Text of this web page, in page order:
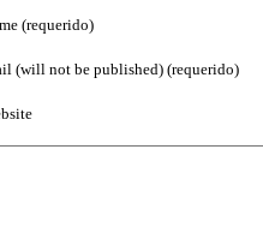
(requerido)
(will not be published) (requerido)